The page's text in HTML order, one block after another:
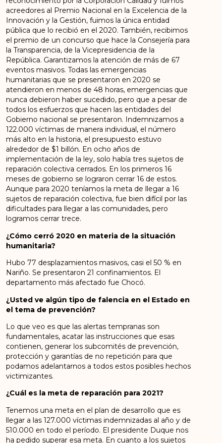
acreedores al Premio Nacional en la Excelencia de la
Innovación y la Gestión, fuimos la única entidad
pública que lo recibió en el 2020. También, recibimos
el premio de un concurso que hace la Consejería para
la Transparencia, de la Vicepresidencia de la
República. Garantizamos la atención de más de 67
eventos masivos. Todas las emergencias
humanitarias que se presentaron en 2020 se
atendieron en menos de 48 horas, emergencias que
nunca debieron haber sucedido, pero que a pesar de
todos los esfuerzos que hacen las entidades del
Gobierno nacional se presentaron. Indemnizamos a
122.000 víctimas de manera individual, el número
más alto en la historia, el presupuesto estuvo
alrededor de $1 billón. En ocho años de
implementación de la ley, solo había tres sujetos de
reparación colectiva cerrados. En los primeros 16
meses de gobierno se lograron cerrar 16 de estos.
Aunque para 2020 teníamos la meta de llegar a 16
sujetos de reparación colectiva, fue bien difícil por las
dificultades para llegar a las comunidades, pero
logramos cerrar trece.
¿Cómo cerró 2020 en materia de la situación
humanitaria?
Hubo 77 desplazamientos masivos, casi el 50 % en
Nariño. Se presentaron 21 confinamientos. El
departamento más afectado fue Chocó.
¿Usted ve algún tipo de falencia en el Estado en
el tema de prevención?
Lo que veo es que las alertas tempranas son
fundamentales, acatar las instrucciones que esas
contienen, generar los subcomités de prevención,
protección y garantías de no repetición para que
podamos adelantarnos a todos estos posibles hechos
victimizantes.
¿Cuál es la meta de reparación para 2021?
Tenemos una meta en el plan de desarrollo que es
llegar a las 127.000 víctimas indemnizadas al año y de
510.000 en todo el período. El presidente Duque nos
ha pedido superar esa meta. En cuanto a los sujetos